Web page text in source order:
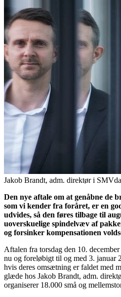
Jakob Brandt, adm. direktør i
Den nye aftale om at genåbne de
som vi kender fra foråret, er en
udvides, så den føres tilbage til
uoverskuelige spindelvæv af
og forsinker kompensationen
Aftalen fra torsdag den 10.
nu og foreløbigt til og med 3. januar
hvis deres omsætning er faldet med
glæde hos Jakob Brandt, adm.
organiserer 18.000 små og